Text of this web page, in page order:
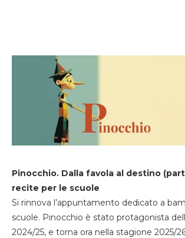
Pinocchio. Dalla favola al destino
recite per le scuole
Si rinnova l’appuntamento dedicato a
scuole. Pinocchio è stato protagonista
2024/25, e torna ora nella stagione 2025/